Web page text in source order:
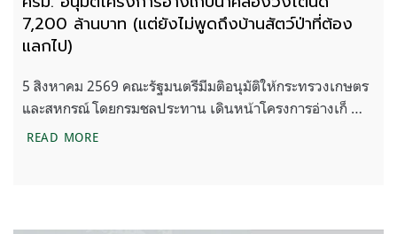
7,200 ล้านบาท (แต่ยังไม่พูดถึงบ้านสัตว์ป่าที่ต้อง
แลกไป)
5 สิงหาคม 2569 คณะรัฐมนตรีมีมติอนุมัติให้กระทรวงเกษตร
และสหกรณ์ โดยกรมชลประทาน เดินหน้าโครงการอ่างเก็ …
READ MOREครม. อนุมัติโครงการอ่างเก็บน้ำคลองวังโตนด